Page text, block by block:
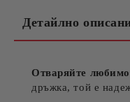
Детайлно
Отваряйте
дръжка, той е